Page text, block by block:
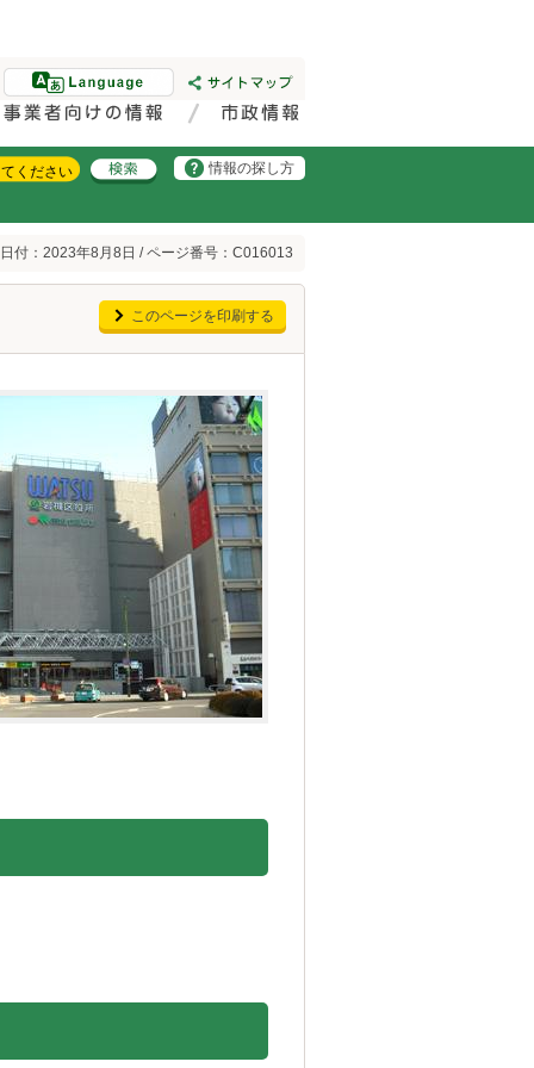
情報の探し方
付：2023年8月8日 / ページ番号：C016013
このページを印刷する